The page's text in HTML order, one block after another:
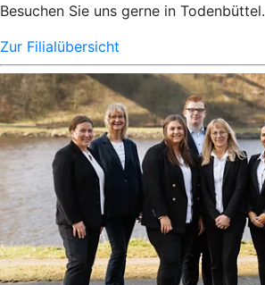
Besuchen Sie uns gerne in Todenbüttel.
Zur Filialübersicht